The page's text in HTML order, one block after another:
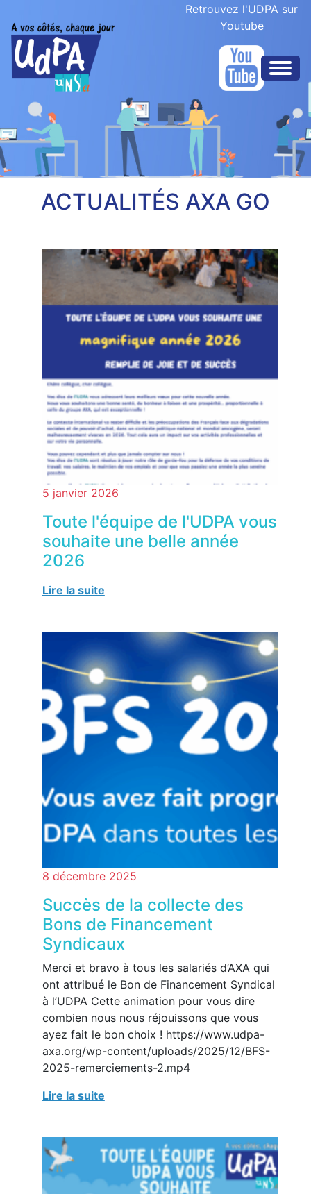
Retrouvez l'UDPA sur
Youtube
ACTUALITÉS AXA GO
5 janvier 2026
Toute l'équipe de l'UDPA vous
souhaite une belle année
2026
Lire la suite
8 décembre 2025
Succès de la collecte des
Bons de Financement
Syndicaux
Merci et bravo à tous les salariés d’AXA qui
ont attribué le Bon de Financement Syndical
à l’UDPA Cette animation pour vous dire
combien nous nous réjouissons que vous
ayez fait le bon choix ! https://www.udpa-
axa.org/wp-content/uploads/2025/12/BFS-
2025-remerciements-2.mp4
Lire la suite